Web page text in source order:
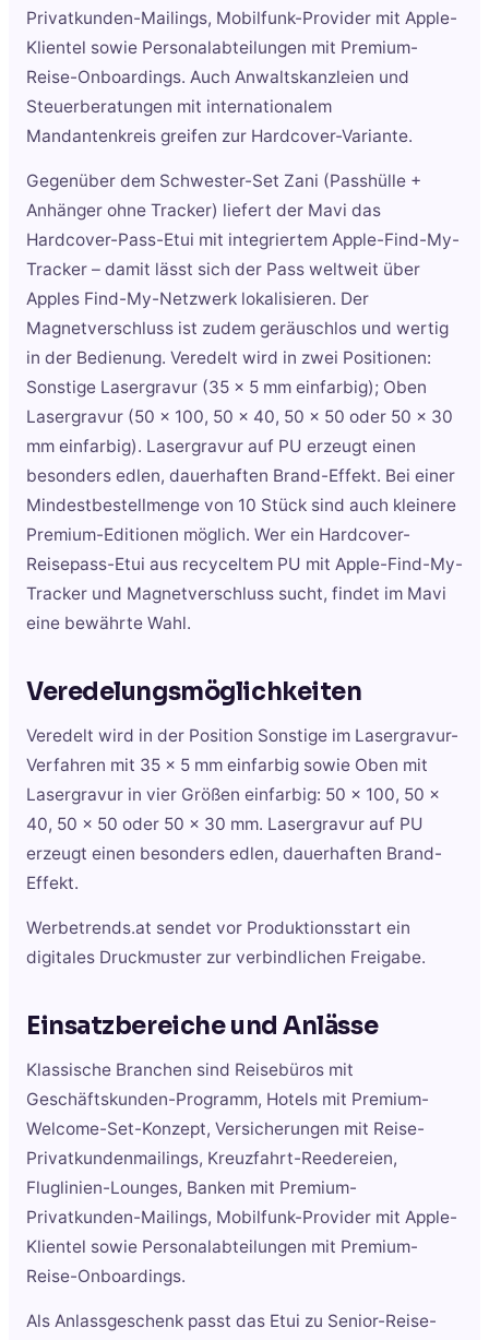
Privatkunden-Mailings, Mobilfunk-Provider mit Apple-
Klientel sowie Personalabteilungen mit Premium-
Reise-Onboardings. Auch Anwaltskanzleien und
Steuerberatungen mit internationalem
Mandantenkreis greifen zur Hardcover-Variante.
Gegenüber dem Schwester-Set Zani (Passhülle +
Anhänger ohne Tracker) liefert der Mavi das
Hardcover-Pass-Etui mit integriertem Apple-Find-My-
Tracker – damit lässt sich der Pass weltweit über
Apples Find-My-Netzwerk lokalisieren. Der
Magnetverschluss ist zudem geräuschlos und wertig
in der Bedienung. Veredelt wird in zwei Positionen:
Sonstige Lasergravur (35 x 5 mm einfarbig); Oben
Lasergravur (50 x 100, 50 x 40, 50 x 50 oder 50 x 30
mm einfarbig). Lasergravur auf PU erzeugt einen
besonders edlen, dauerhaften Brand-Effekt. Bei einer
Mindestbestellmenge von 10 Stück sind auch kleinere
Premium-Editionen möglich. Wer ein Hardcover-
Reisepass-Etui aus recyceltem PU mit Apple-Find-My-
Tracker und Magnetverschluss sucht, findet im Mavi
eine bewährte Wahl.
Veredelungsmöglichkeiten
Veredelt wird in der Position Sonstige im Lasergravur-
Verfahren mit 35 x 5 mm einfarbig sowie Oben mit
Lasergravur in vier Größen einfarbig: 50 x 100, 50 x
40, 50 x 50 oder 50 x 30 mm. Lasergravur auf PU
erzeugt einen besonders edlen, dauerhaften Brand-
Effekt.
Werbetrends.at sendet vor Produktionsstart ein
digitales Druckmuster zur verbindlichen Freigabe.
Einsatzbereiche und Anlässe
Klassische Branchen sind Reisebüros mit
Geschäftskunden-Programm, Hotels mit Premium-
Welcome-Set-Konzept, Versicherungen mit Reise-
Privatkundenmailings, Kreuzfahrt-Reedereien,
Fluglinien-Lounges, Banken mit Premium-
Privatkunden-Mailings, Mobilfunk-Provider mit Apple-
Klientel sowie Personalabteilungen mit Premium-
Reise-Onboardings.
Als Anlassgeschenk passt das Etui zu Senior-Reise-